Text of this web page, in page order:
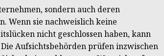
sondern auch deren
Wenn sie nachweislich keine
nicht geschlossen haben, kann
Aufsichtsbehörden prüfen inzwischen